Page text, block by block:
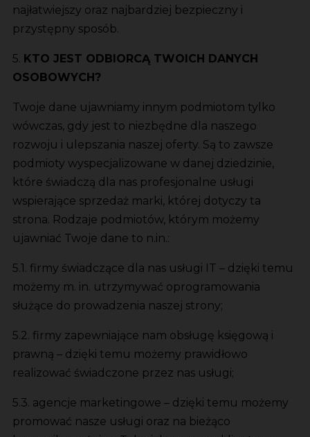
najłatwiejszy oraz najbardziej bezpieczny i
przystępny sposób.
5. KTO JEST ODBIORCĄ TWOICH DANYCH
OSOBOWYCH?
Twoje dane ujawniamy innym podmiotom tylko
wówczas, gdy jest to niezbędne dla naszego
rozwoju i ulepszania naszej oferty. Są to zawsze
podmioty wyspecjalizowane w danej dziedzinie,
które świadczą dla nas profesjonalne usługi
wspierające sprzedaż marki, której dotyczy ta
strona. Rodzaje podmiotów, którym możemy
ujawniać Twoje dane to n.in.:
5.1. firmy świadczące dla nas usługi IT – dzięki temu
możemy m. in. utrzymywać oprogramowania
służące do prowadzenia naszej strony;
5.2. firmy zapewniające nam obsługę księgową i
prawną – dzięki temu możemy prawidłowo
realizować świadczone przez nas usługi;
5.3. agencje marketingowe – dzięki temu możemy
promować nasze usługi oraz na bieżąco